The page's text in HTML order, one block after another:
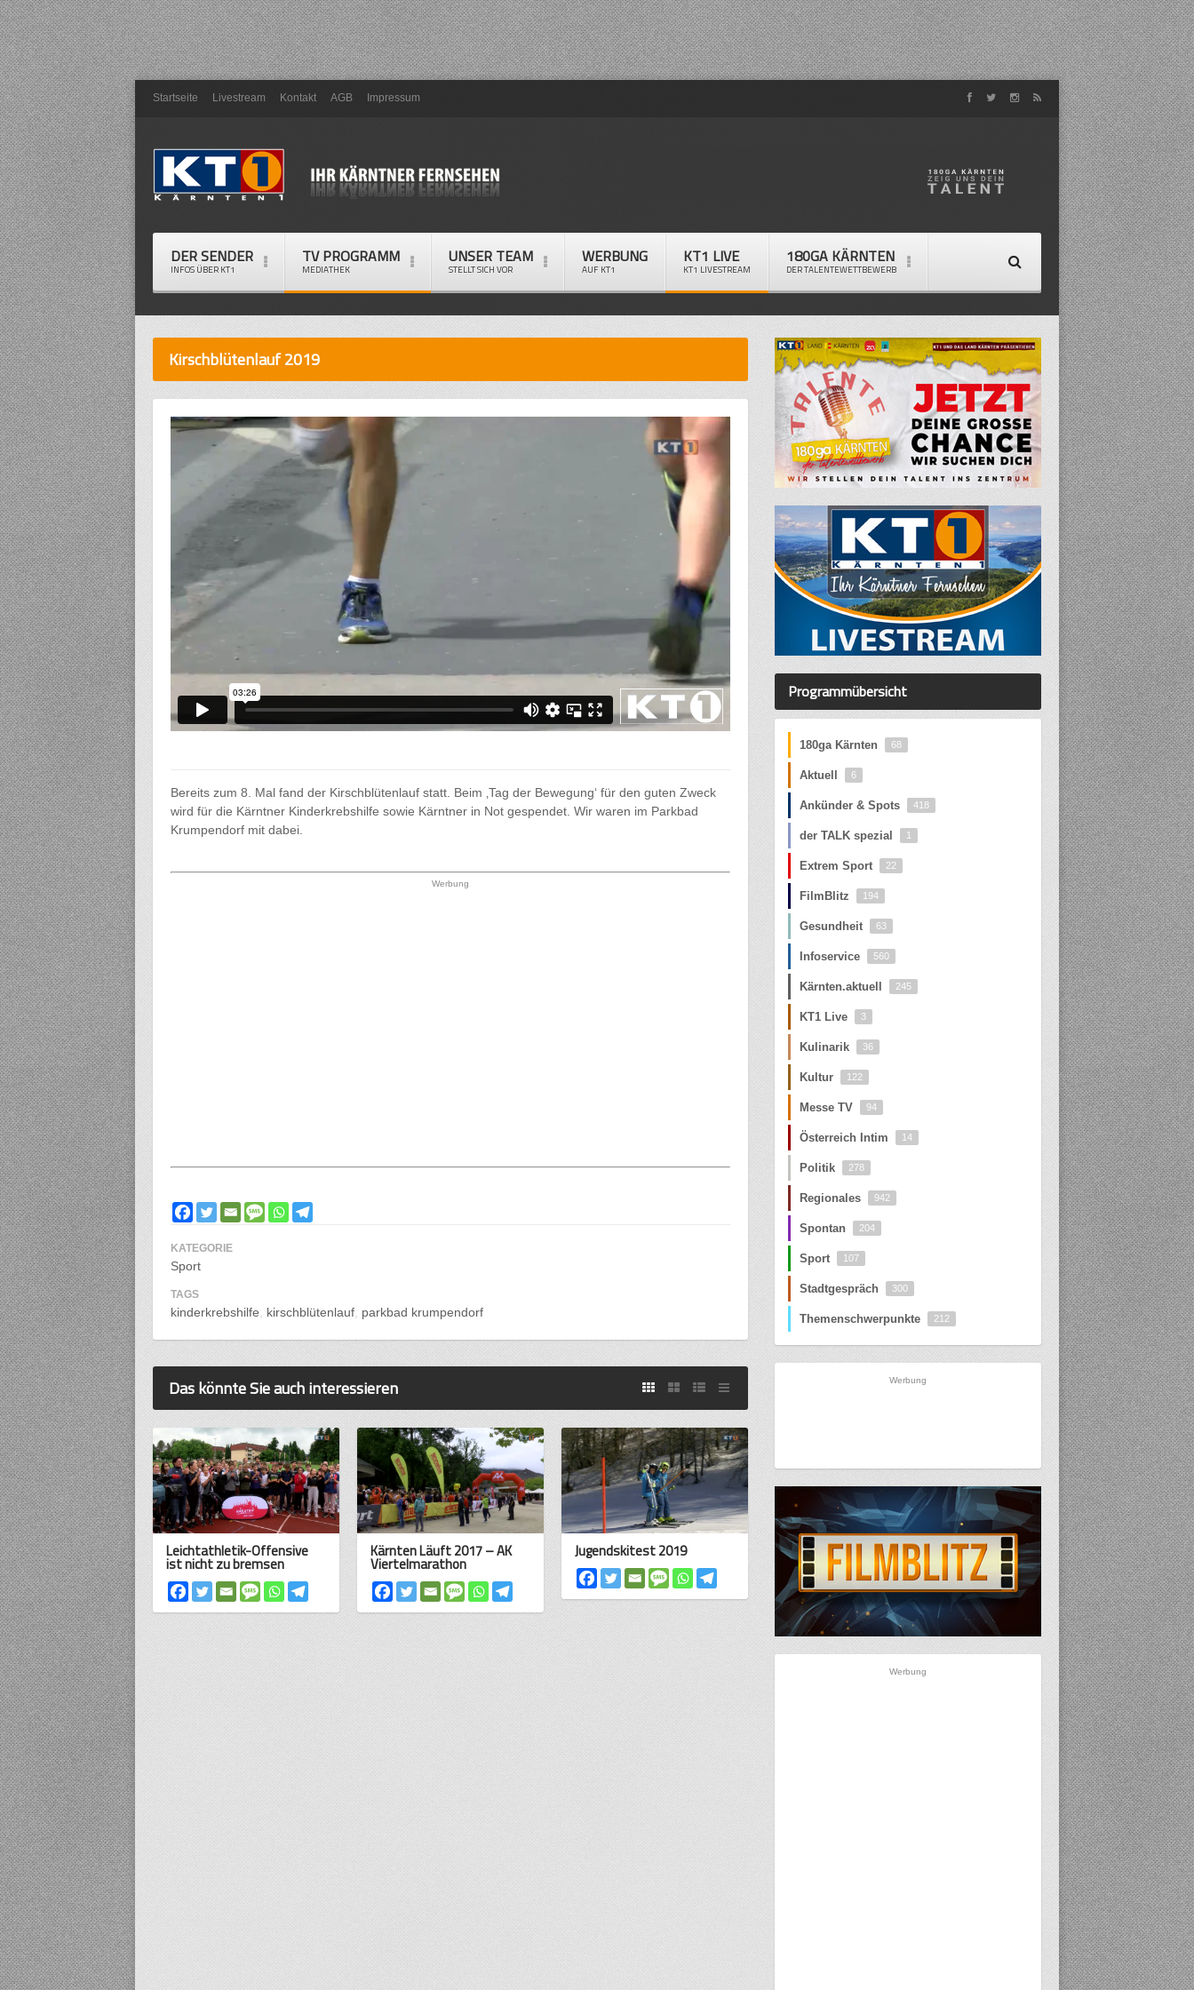
Startseite Livestream Kontakt AGB Impressum
DER SENDER
INFOS ÜBER KT1
TV PROGRAMM
MEDIATHEK
UNSER TEAM
STELLT SICH VOR
WERBUNG
AUF KT1
KT1 LIVE
KT1 LIVESTREAM
180GA KÄRNTEN
DER TALENTEWETTBEWERB
Kirschblütenlauf 2019
Bereits zum 8. Mal fand der Kirschblütenlauf statt. Beim ‚Tag der Bewegung‘ für den guten Zweck
wird für die Kärntner Kinderkrebshilfe sowie Kärntner in Not gespendet. Wir waren im Parkbad
Krumpendorf mit dabei.
Werbung
KATEGORIE
Sport
TAGS
kinderkrebshilfe kirschblütenlauf parkbad krumpendorf
Das könnte Sie auch interessieren
Leichtathletik-Offensive
ist nicht zu bremsen
Kärnten Läuft 2017 – AK
Viertelmarathon
Jugendskitest 2019
Programmübersicht
180ga Kärnten 68
Aktuell 6
Ankünder & Spots 418
der TALK spezial 1
Extrem Sport 22
FilmBlitz 194
Gesundheit 63
Infoservice 560
Kärnten.aktuell 245
KT1 Live 3
Kulinarik 36
Kultur 122
Messe TV 94
Österreich Intim 14
Politik 278
Regionales 942
Spontan 204
Sport 107
Stadtgespräch 300
Themenschwerpunkte 212
Werbung
Werbung